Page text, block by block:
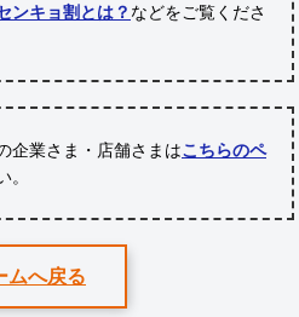
ンキョ割とは？ などをご覧くださ
企業さま・店舗さまはこちらのペ
ムへ戻る